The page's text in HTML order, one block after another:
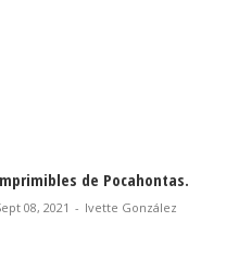
Clipart de Alicia.
Ago 09, 2021 - Ivette González